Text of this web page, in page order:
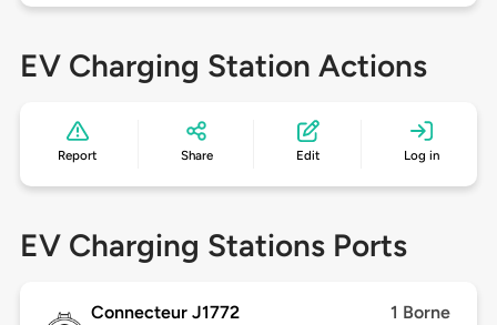
EV Charging Station Actions
Report Share Edit Log in
EV Charging Stations Ports
Connecteur J1772 1 Borne